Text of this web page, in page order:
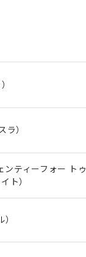
）
ンティーフォー トゥ
ト）